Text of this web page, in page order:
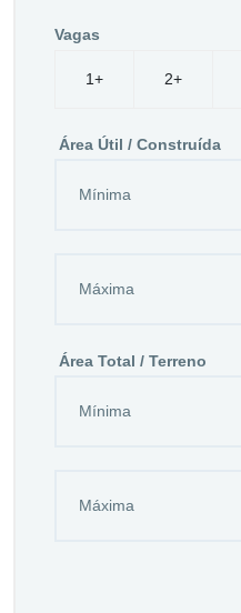
Vagas
1+ 2+
Área Útil / Construída
Área Total / Terreno